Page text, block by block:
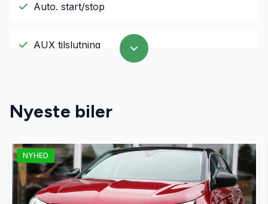
Auto. start/stop
AUX tilslutning
Dæktryksystem
El-klapbare sidespejle
El-ruder x4
Nyeste biler
NYHED